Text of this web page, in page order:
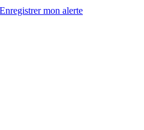
Enregistrermon alerte